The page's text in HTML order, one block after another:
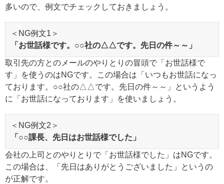
多いので、例文でチェックしておきましょう。
＜NG例文1＞
「お世話様です。○○社の△△です。先日の件～～」
取引先の方とのメールのやりとりの冒頭で「お世話様で
す」を使うのはNGです。この場合は「いつもお世話になっ
ております。○○社の△△です。先日の件～～」というよう
に「お世話になっております」を使いましょう。
＜NG例文2＞
「○○課長、先日はお世話様でした」
会社の上司とのやりとりで「お世話様でした」はNGです。
この場合は、「先日はありがとうございました」というの
が正解です。